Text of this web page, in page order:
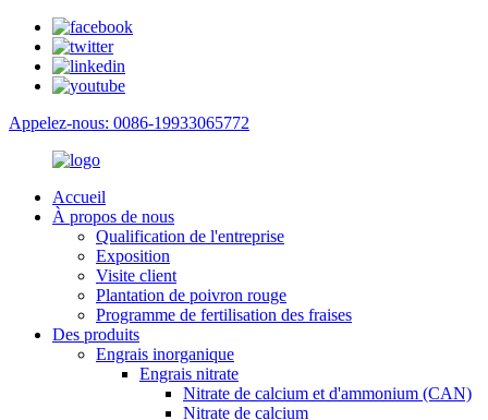
Appelez-nous: 0086-19933065772
Accueil
À propos de nous
Qualification de l'entreprise
Exposition
Visite client
Plantation de poivron rouge
Programme de fertilisation des fraises
Des produits
Engrais inorganique
Engrais nitrate
Nitrate de calcium et d'ammonium (CAN)
Nitrate de calcium